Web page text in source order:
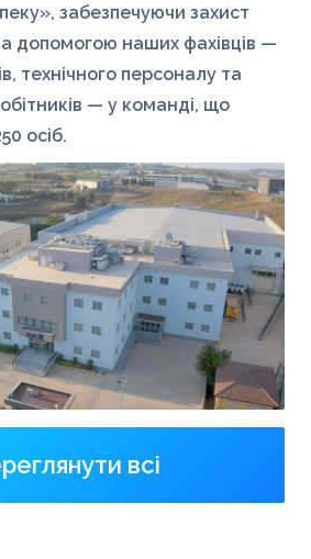
забезпечуючи захист
допомогою наших фахівців —
технічного персоналу та
— у команді, що
осіб.
всі